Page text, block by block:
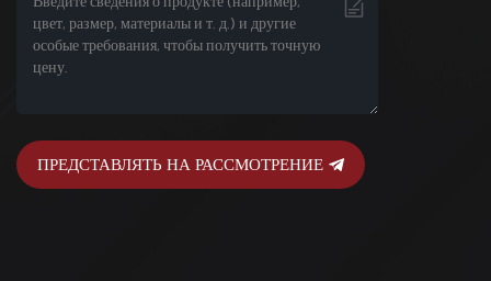
ПРЕДСТАВЛЯТЬ НА РАССМОТРЕНИЕ